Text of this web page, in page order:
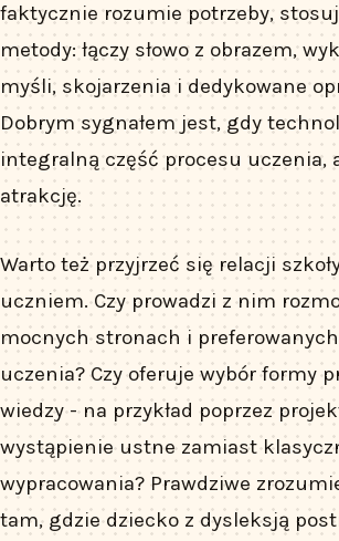
faktycznie rozumie potrzeby,
metody: łączy słowo z obrazem,
myśli, skojarzenia i dedykowane
Dobrym sygnałem jest, gdy
integralną część procesu uczenia,
atrakcję.
Warto też przyjrzeć się relacji
uczniem. Czy prowadzi z nim
mocnych stronach i
uczenia? Czy oferuje wybór formy
wiedzy - na przykład poprzez
wystąpienie ustne zamiast
wypracowania? Prawdziwe
tam, gdzie dziecko z dysleksją